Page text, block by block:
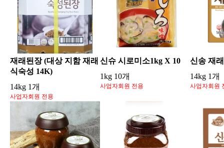
재래된장 (대상 지함 재래
식숙성 14K)
14kg 1개
사업자회원 전용
신슈 시로미소1kg X 10
1kg 10개
사업자회원 전용
신송 재
14kg 1개
사업자회원